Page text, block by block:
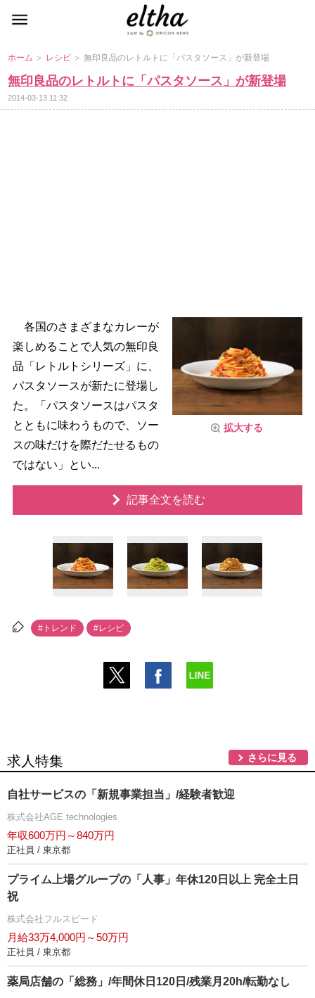
ホーム ＞ レシピ ＞ 無印良品のレトルトに「パスタソース」が新登場
無印良品のレトルトに「パスタソース」が新登場
2014-03-13 11:32
拡大する
各国のさまざまなカレーが
楽しめることで人気の無印良
品「レトルトシリーズ」に、
パスタソースが新たに登場し
た。「パスタソースはパスタ
とともに味わうもので、ソー
スの味だけを際だたせるもの
ではない」とい...
記事全文を読む
#トレンド #レシピ
求人特集 さらに見る
自社サービスの「新規事業担当」/経験者歓迎
株式会社AGE technologies
年収600万円～840万円
正社員 / 東京都
プライム上場グループの「人事」年休120日以上 完全土日
祝
株式会社フルスピード
月給33万4,000円～50万円
正社員 / 東京都
薬局店舗の「総務」/年間休日120日/残業月20h/転勤なし